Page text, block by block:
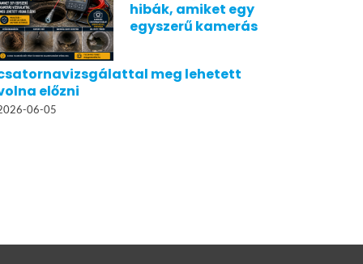
hibák, amiket egy
egyszerű kamerás
meg lehetett
előzni
06-05